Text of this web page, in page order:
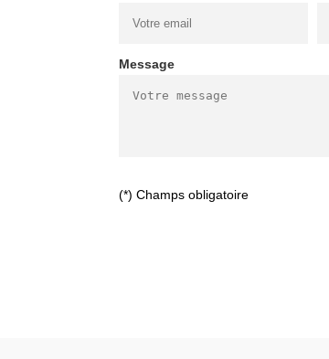
Message
(*) Champs obligatoire